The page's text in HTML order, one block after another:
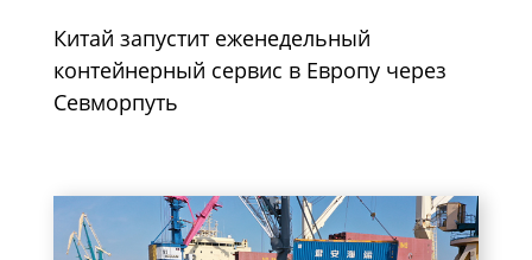
Китай запустит еженедельный
контейнерный сервис в Европу через
Севморпуть